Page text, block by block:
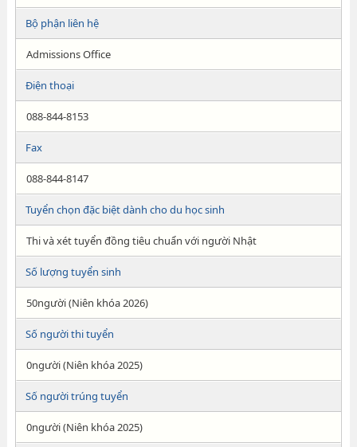
Bộ phận liên hệ
Admissions Office
Điện thoại
088-844-8153
Fax
088-844-8147
Tuyển chọn đặc biệt dành cho du học sinh
Thi và xét tuyển đồng tiêu chuẩn với người Nhật
Số lượng tuyển sinh
50người (Niên khóa 2026)
Số người thi tuyển
0người (Niên khóa 2025)
Số người trúng tuyển
0người (Niên khóa 2025)